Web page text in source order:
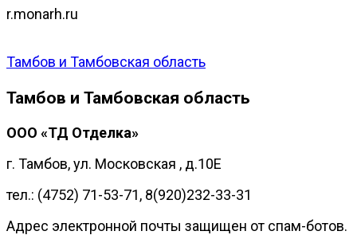
r.monarh.ru
Тамбов и Тамбовская область
Тамбов и Тамбовская область
ООО «ТД Отделка»
г. Тамбов, ул. Московская , д.10Е
тел.: (4752) 71-53-71, 8(920)232-33-31
Адрес электронной почты защищен от спам-ботов.